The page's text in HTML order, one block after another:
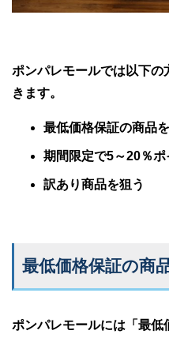
ポンパレモールでは以下
きます。
最低価格保証の商品
期間限定で5～20％
訳あり商品を狙う
最低価格保証の商
ポンパレモールには「最